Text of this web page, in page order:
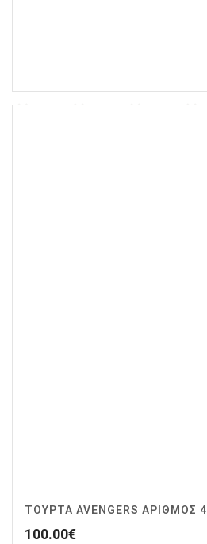
ΤΟΥΡΤΑ AVENGERS ΑΡΙΘΜΌΣ 4
100.00€